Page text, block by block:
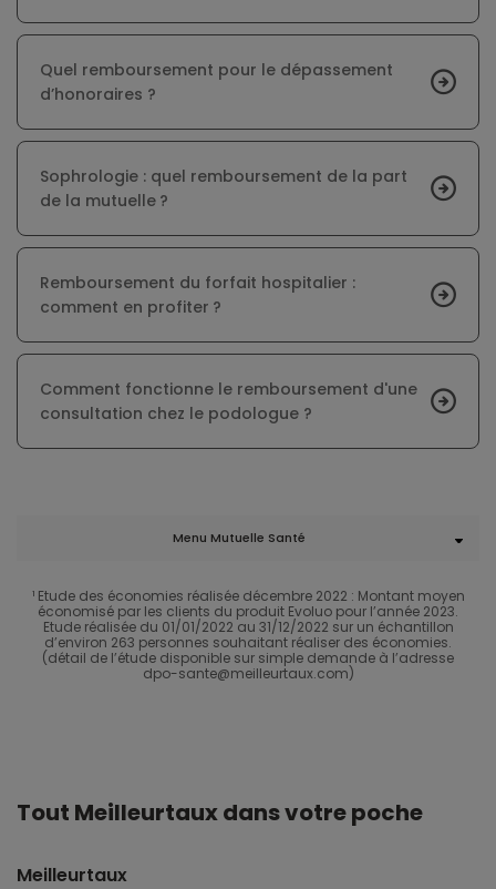
Quel remboursement pour le dépassement
d’honoraires ?
Sophrologie : quel remboursement de la part
de la mutuelle ?
Remboursement du forfait hospitalier :
comment en profiter ?
Comment fonctionne le remboursement d'une
consultation chez le podologue ?
Menu Mutuelle Santé
¹ Etude des économies réalisée décembre 2022 : Montant moyen
économisé par les clients du produit Evoluo pour l’année 2023.
Etude réalisée du 01/01/2022 au 31/12/2022 sur un échantillon
d’environ 263 personnes souhaitant réaliser des économies.
(détail de l’étude disponible sur simple demande à l’adresse
dpo-sante@meilleurtaux.com)
Tout Meilleurtaux dans votre poche
Meilleurtaux